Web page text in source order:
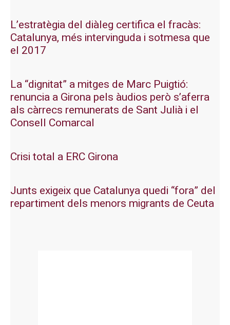
L’estratègia del diàleg certifica el fracàs:
Catalunya, més intervinguda i sotmesa que
el 2017
La “dignitat” a mitges de Marc Puigtió:
renuncia a Girona pels àudios però s’aferra
als càrrecs remunerats de Sant Julià i el
Consell Comarcal
Crisi total a ERC Girona
Junts exigeix que Catalunya quedi “fora” del
repartiment dels menors migrants de Ceuta